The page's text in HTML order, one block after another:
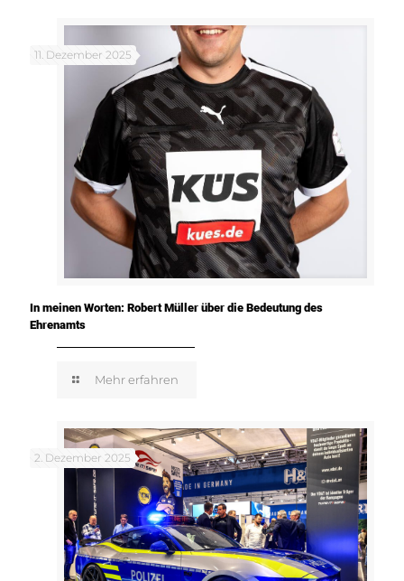
11. Dezember 2025
In meinen Worten: Robert Müller über die Bedeutung des
Ehrenamts
Mehr erfahren
2. Dezember 2025